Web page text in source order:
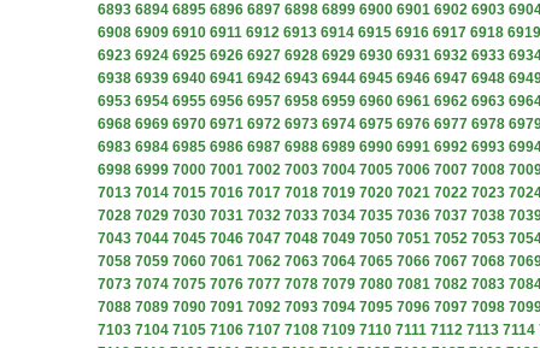
6893 6894 6895 6896 6897 6898 6899 6900 6901 6902 6903
6908 6909 6910 6911 6912 6913 6914 6915 6916 6917 6918 6919
6923 6924 6925 6926 6927 6928 6929 6930 6931 6932 6933
6938 6939 6940 6941 6942 6943 6944 6945 6946 6947 6948
6953 6954 6955 6956 6957 6958 6959 6960 6961 6962 6963
6968 6969 6970 6971 6972 6973 6974 6975 6976 6977 6978
6983 6984 6985 6986 6987 6988 6989 6990 6991 6992 6993
6998 6999 7000 7001 7002 7003 7004 7005 7006 7007 7008
7013 7014 7015 7016 7017 7018 7019 7020 7021 7022 7023
7028 7029 7030 7031 7032 7033 7034 7035 7036 7037 7038
7043 7044 7045 7046 7047 7048 7049 7050 7051 7052 7053
7058 7059 7060 7061 7062 7063 7064 7065 7066 7067 7068
7073 7074 7075 7076 7077 7078 7079 7080 7081 7082 7083
7088 7089 7090 7091 7092 7093 7094 7095 7096 7097 7098
7103 7104 7105 7106 7107 7108 7109 7110 7111 7112 7113 7114